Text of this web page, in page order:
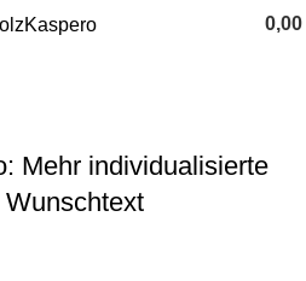
0,00
Mehr individualisierte